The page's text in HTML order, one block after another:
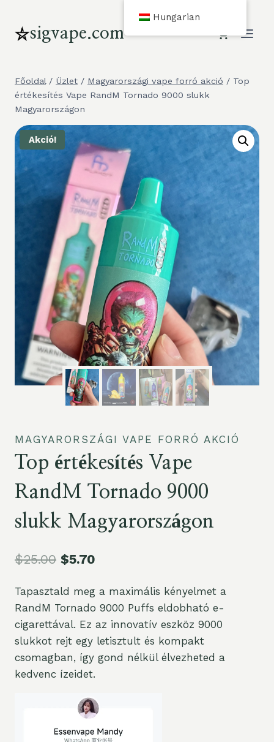
tartalomrasigvape.com
Főoldal / Üzlet / Magyarországi vape forró akció / Top
értékesítés Vape RandM Tornado 9000 slukk
Magyarországon
Akció!
MAGYARORSZÁGI VAPE FORRÓ AKCIÓ
Top értékesítés Vape
RandM Tornado 9000
slukk Magyarországon
$25.00 $5.70
Tapasztald meg a maximális kényelmet a
RandM Tornado 9000 Puffs eldobható e-
cigarettával. Ez az innovatív eszköz 9000
slukkot rejt egy letisztult és kompakt
csomagban, így gond nélkül élvezheted a
kedvenc ízeidet.
Hungarian